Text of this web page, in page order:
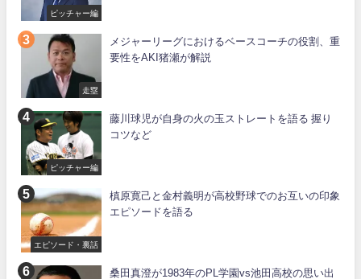
ピッチャー編
走塁
メジャーリーグにおけるベースコーチの役割、重
要性をAKI猪瀬が解説
ピッチャー編
藤川球児が自身の火の玉ストレートを語る 握り
コツなど
エピソード・裏話
槙原寛己と金村義明が高校野球でのお互いの印象
エピソードを語る
桑田真澄が1983年のPL学園vs池田高校の思い出